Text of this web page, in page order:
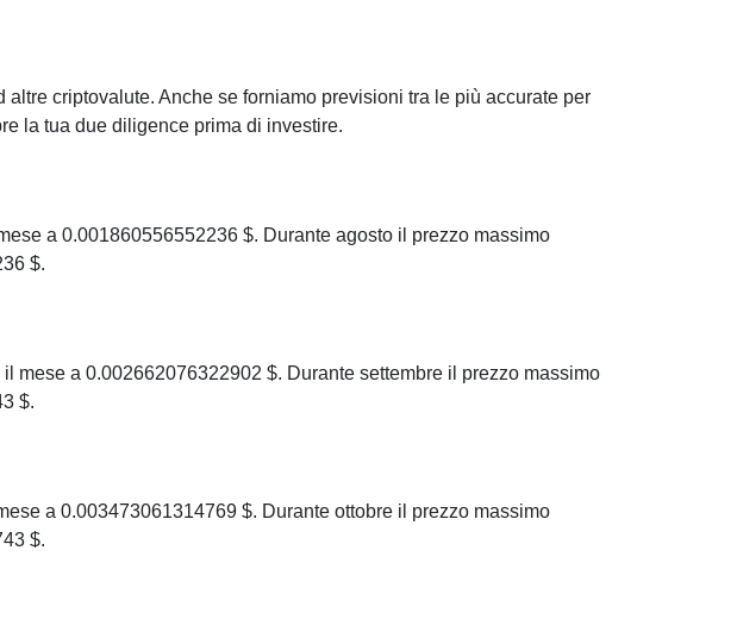
criptovalute. Anche se forniamo previsioni tra le più accurate per
la tua due diligence prima di investire.
a 0.001860556552236 $. Durante agosto il prezzo massimo
$.
mese a 0.002662076322902 $. Durante settembre il prezzo massimo
$.
a 0.003473061314769 $. Durante ottobre il prezzo massimo
$.